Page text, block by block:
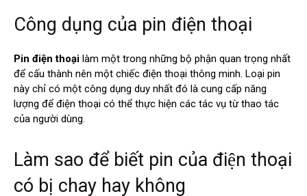
Công dụng của pin điện thoại
Pin điện thoại làm một trong những bộ phận quan trọng nhất
để cấu thành nên một chiếc điện thoại thông minh. Loại pin
này chỉ có một công dụng duy nhất đó là cung cấp năng
lượng để điện thoại có thể thực hiện các tác vụ từ thao tác
của người dùng.
Làm sao để biết pin của điện thoại
có bị chay hay không